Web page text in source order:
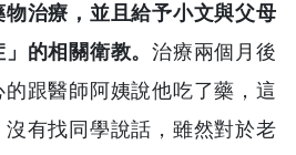
治療，並且給予小文與父母
」的相關衛教。治療兩個月後
跟醫師阿姨說他吃了藥，這
有找同學說話，雖然對於老